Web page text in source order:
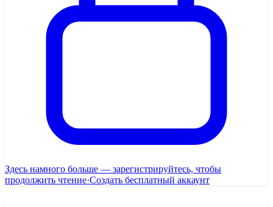
Здесь намного больше — зарегистрируйтесь, чтобы
продолжить чтение·Создать бесплатный аккаунт